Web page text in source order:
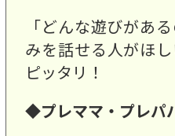
「どんな遊びがあ
みを話せる人がほ
ピッタリ！
◆プレママ・プレパ